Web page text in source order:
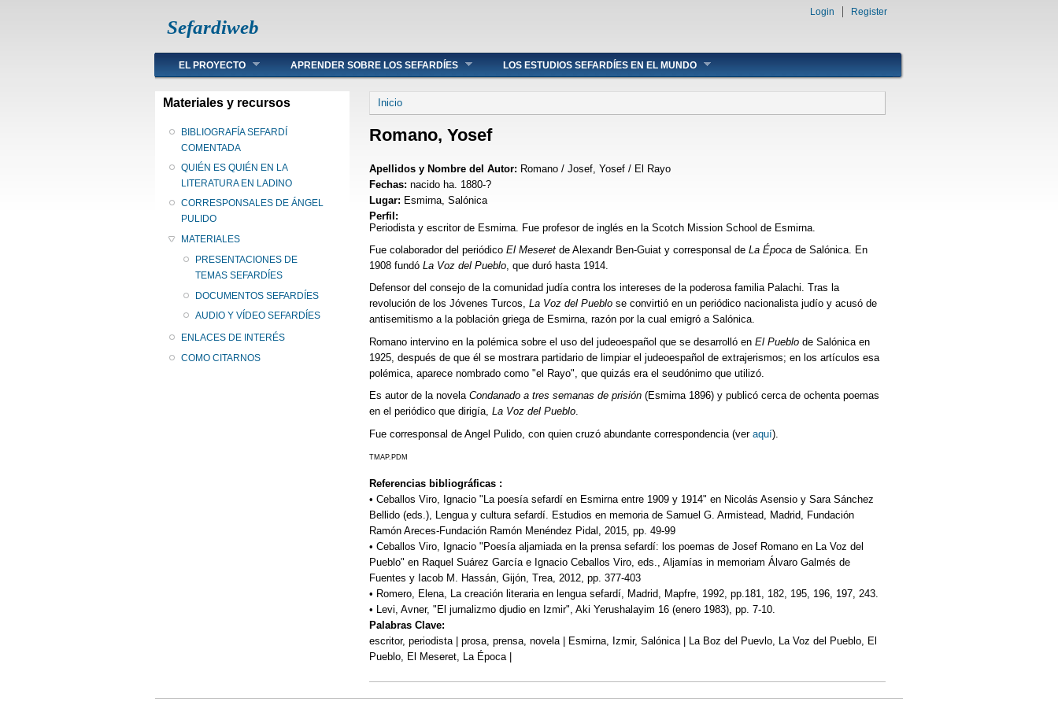
Sefardiweb
Login Register
Main menu
EL PROYECTO APRENDER SOBRE LOS SEFARDÍES LOS ESTUDIOS SEFARDÍES EN EL MUNDO
Materiales y recursos
BIBLIOGRAFÍA SEFARDÍ
COMENTADA
QUIÉN ES QUIÉN EN LA
LITERATURA EN LADINO
CORRESPONSALES DE ÁNGEL
PULIDO
MATERIALES
PRESENTACIONES DE
TEMAS SEFARDÍES
DOCUMENTOS SEFARDÍES
AUDIO Y VÍDEO SEFARDÍES
ENLACES DE INTERÉS
COMO CITARNOS
Se encuentra usted aquí
Inicio
Romano, Yosef
Apellidos y Nombre del Autor: Romano / Josef, Yosef / El Rayo
Fechas: nacido ha. 1880-?
Lugar: Esmirna, Salónica
Perfil:
Periodista y escritor de Esmirna. Fue profesor de inglés en la Scotch Mission School de Esmirna.
Fue colaborador del periódico El Meseret de Alexandr Ben-Guiat y corresponsal de La Época de Salónica. En
1908 fundó La Voz del Pueblo , que duró hasta 1914.
Defensor del consejo de la comunidad judía contra los intereses de la poderosa familia Palachi. Tras la
revolución de los Jóvenes Turcos, La Voz del Pueblo se convirtió en un periódico nacionalista judío y acusó de
antisemitismo a la población griega de Esmirna, razón por la cual emigró a Salónica.
Romano intervino en la polémica sobre el uso del judeoespañol que se desarrolló en El Pueblo de Salónica en
1925, después de que él se mostrara partidario de limpiar el judeoespañol de extrajerismos; en los artículos esa
polémica, aparece nombrado como "el Rayo", que quizás era el seudónimo que utilizó.
Es autor de la novela Condanado a tres semanas de prisión (Esmirna 1896) y publicó cerca de ochenta poemas
en el periódico que dirigía, La Voz del Pueblo.
Fue corresponsal de Angel Pulido, con quien cruzó abundante correspondencia (ver aquí).
TMAP.PDM
Referencias bibliográficas :
• Ceballos Viro, Ignacio "La poesía sefardí en Esmirna entre 1909 y 1914" en Nicolás Asensio y Sara Sánchez
Bellido (eds.), Lengua y cultura sefardí. Estudios en memoria de Samuel G. Armistead, Madrid, Fundación
Ramón Areces-Fundación Ramón Menéndez Pidal, 2015, pp. 49-99
• Ceballos Viro, Ignacio "Poesía aljamiada en la prensa sefardí: los poemas de Josef Romano en La Voz del
Pueblo" en Raquel Suárez García e Ignacio Ceballos Viro, eds., Aljamías in memoriam Álvaro Galmés de
Fuentes y Iacob M. Hassán, Gijón, Trea, 2012, pp. 377-403
• Romero, Elena, La creación literaria en lengua sefardí, Madrid, Mapfre, 1992, pp.181, 182, 195, 196, 197, 243.
• Levi, Avner, "El jurnalizmo djudio en Izmir", Aki Yerushalayim 16 (enero 1983), pp. 7-10.
Palabras Clave:
escritor, periodista | prosa, prensa, novela | Esmirna, Izmir, Salónica | La Boz del Puevlo, La Voz del Pueblo, El
Pueblo, El Meseret, La Época |